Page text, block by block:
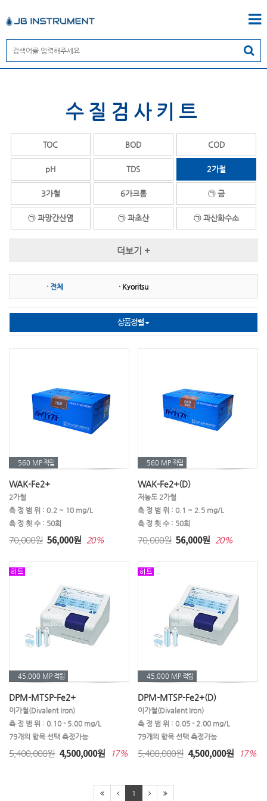
수질검사키트
TOC BOD COD
pH TDS 2가철
3가철 6가크롬 ㉠ 금
㉠ 과망간산염 ㉠ 과초산 ㉠ 과산화수소
㉡ 니켈 ㉢ 다항목
㉢ 단백질 ㉤ 마그네슘 ㉤ 망간
㉥ 박테리아 ㉦ 산화방지제
㉦ 산가측정(기름) ㉦ 세제(계면활성제) ㉦ 수은
㉧요오드 ㉧ 이산화염소
㉧ 인산염 ㉧ 아연
㉧ 아염소산나트륨 ㉧ 아황산염 ㉧ 알카리도
㉧ 아질산성질소 ㉧ 알루미늄 ㉧ 암모늄
㉧ 용존산소(DO)
㉧ 염화물 ㉨ 질산성질소
㉨ 잔류농약 ㉩ 철
㉩ 총크롬 ㉩ 총중금속 ㉩ 총염소
㉩ 총잔류염소 ㉪ 코발트
㉫ 탄수화물 ㉬ 팔라듐 ㉬ 포름알데히드
㉬ 페놀 ㉭ 하이드라진 ㉭ 황산
더보기 +
· 전체 · Kyoritsu
상품정렬
560 MP 적립
WAK-Fe2+
2가철
측 정 범 위 : 0.2 ~ 10 mg/L
측 정 횟 수 : 50회
70,000원 56,000원 20%
560 MP 적립
WAK-Fe2+(D)
저농도 2가철
측 정 범 위 : 0.1 ~ 2.5 mg/L
측 정 횟 수 : 50회
70,000원 56,000원 20%
45,000 MP 적립
DPM-MTSP-Fe2+
이가철(Divalent Iron)
측 정 범 위 : 0.10 - 5.00 mg/L
79개의 항목 선택 측정가능
5,400,000원 4,500,000원 17%
45,000 MP 적립
DPM-MTSP-Fe2+(D)
이가철(Divalent Iron)
측 정 범 위 : 0.05 - 2.00 mg/L
79개의 항목 선택 측정가능
5,400,000원 4,500,000원 17%
1